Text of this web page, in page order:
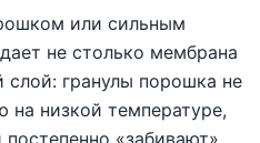
или сильным
не столько мембрана
слой: гранулы порошка не
на низкой температуре,